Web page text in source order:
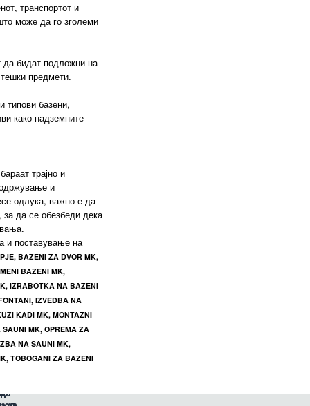
да
и
да
на
или
транспортот и
може да го зголеми
да бидат подложни на
предмети.
типови базени,
како надземните
трајно и
одржување и
одлука, важно е да
за да се обезбеди дека
и поставување на
BAZENI ZA DVOR MK,
BAZENI MK,
IZRABOTKA NA BAZENI
IZVEDBA NA
KADI MK, MONTAZNI
MK, OPREMA ZA
NA SAUNI MK,
TOBOGANI ZA BAZENI